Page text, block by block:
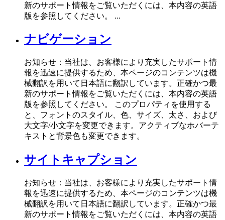
新のサポート情報をご覧いただくには、本内容の英語
版を参照してください。 ...
ナビゲーション
お知らせ：当社は、お客様により充実したサポート情
報を迅速に提供するため、本ページのコンテンツは機
械翻訳を用いて日本語に翻訳しています。正確かつ最
新のサポート情報をご覧いただくには、本内容の英語
版を参照してください。 このプロパティを使用する
と、フォントのスタイル、色、サイズ、太さ、および
大文字/小文字を変更できます。アクティブなホバーテ
キストと背景色も変更できます。
サイトキャプション
お知らせ：当社は、お客様により充実したサポート情
報を迅速に提供するため、本ページのコンテンツは機
械翻訳を用いて日本語に翻訳しています。正確かつ最
新のサポート情報をご覧いただくには、本内容の英語